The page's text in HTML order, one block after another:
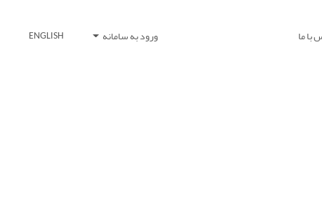
با ما ورود به سامانه ENGLISH